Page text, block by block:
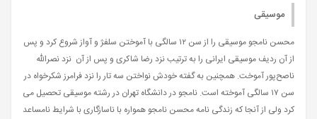
موسیقی
محسن نامجو موسیقی را از سن ۱۲ سالگی با آموختن سلفژ و آواز شروع کرد و پس
از آن ردیف موسیقی ایرانی را به ترتیب نزد رضا شاکری و پس از آن نزد نصرالله
ناصح‌پور آموخت. همچنین به گفته خودش نواختن سه تار را نزد فرامرز شکرخواه در
سن ۱۷ سالگی آموخته است. نامجو در دانشگاه تهران در رشته موسیقی تحصیل می
کرد ولی از آنجا که زندگی نامه محسن نامجو همواره با ناسازگاری با شرایط نامساعد